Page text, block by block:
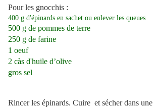
Pour les gnocchis :
400 g d'épinards en sachet ou enlever les queues
500 g de pommes de terre
250 g de farine
1 oeuf
2 càs d'huile d’olive
gros sel
Rincer les épinards. Cuire et sécher dans une